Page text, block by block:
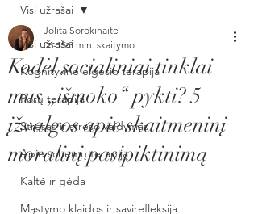
Visi užrašai
Kognityvinė elgesio terapija
Porų terapija
Stresas ir streso valdymas
Apie schemų terapiją
Kaltė ir gėda
Mąstymo klaidos ir savirefleksija
Visi užrašai
Kodėl socialiniai tinklai
mus „išmoko“ pykti? 5
įžvalgos apie skaitmeninį
moralinį pasipiktinimą
Jolita Sorokinaite
06-15 3 min. skaitymo